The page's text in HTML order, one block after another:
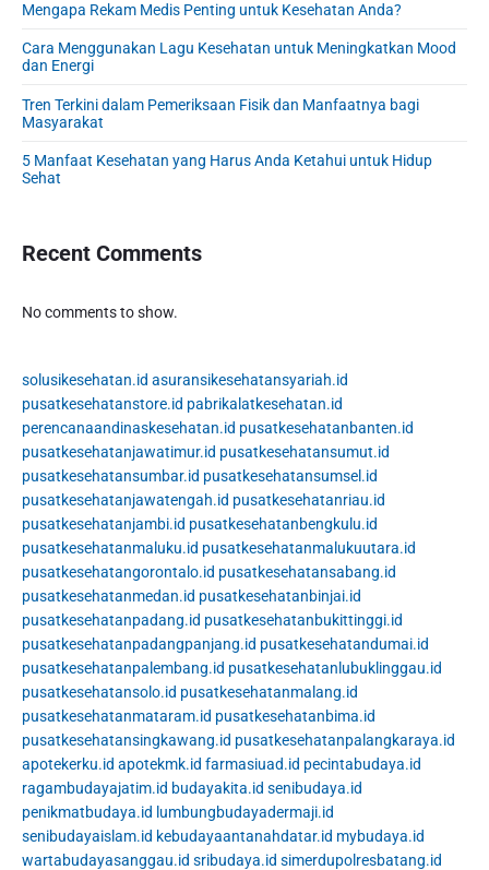
e
a
Mengapa Rekam Medis Penting untuk Kesehatan Anda?
Cara Menggunakan Lagu Kesehatan untuk Meningkatkan Mood
dan Energi
Tren Terkini dalam Pemeriksaan Fisik dan Manfaatnya bagi
Masyarakat
5 Manfaat Kesehatan yang Harus Anda Ketahui untuk Hidup
Sehat
Recent Comments
No comments to show.
solusikesehatan.id asuransikesehatansyariah.id
pusatkesehatanstore.id pabrikalatkesehatan.id
perencanaandinaskesehatan.id pusatkesehatanbanten.id
pusatkesehatanjawatimur.id pusatkesehatansumut.id
pusatkesehatansumbar.id pusatkesehatansumsel.id
pusatkesehatanjawatengah.id pusatkesehatanriau.id
pusatkesehatanjambi.id pusatkesehatanbengkulu.id
pusatkesehatanmaluku.id pusatkesehatanmalukuutara.id
pusatkesehatangorontalo.id pusatkesehatansabang.id
pusatkesehatanmedan.id pusatkesehatanbinjai.id
pusatkesehatanpadang.id pusatkesehatanbukittinggi.id
pusatkesehatanpadangpanjang.id pusatkesehatandumai.id
pusatkesehatanpalembang.id pusatkesehatanlubuklinggau.id
pusatkesehatansolo.id pusatkesehatanmalang.id
pusatkesehatanmataram.id pusatkesehatanbima.id
pusatkesehatansingkawang.id pusatkesehatanpalangkaraya.id
apotekerku.id apotekmk.id farmasiuad.id pecintabudaya.id
ragambudayajatim.id budayakita.id senibudaya.id
penikmatbudaya.id lumbungbudayadermaji.id
senibudayaislam.id kebudayaantanahdatar.id mybudaya.id
wartabudayasanggau.id sribudaya.id simerdupolresbatang.id